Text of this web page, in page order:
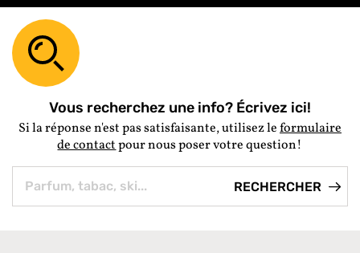
Vous recherchez une info? Écrivez ici!
Si la réponse n'est pas satisfaisante, utilisez leformulaire
de contactpour nous poser votre question!